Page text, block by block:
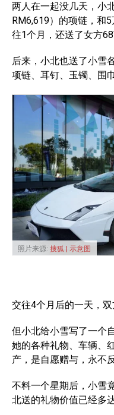
两人在一起没几天，小
RM6,619）的项链，和
往1个月，还送了女方68
后来，小北也送了小雪
项链、耳钉、玉镯、围
照片来源: 搜狐 | 示意图
交往4个月后的一天，双
但小北给小雪写了一个
她的各种礼物、车辆、
产，是自愿赠与，永不
不料一个星期后，小雪
北送的礼物价值已经多